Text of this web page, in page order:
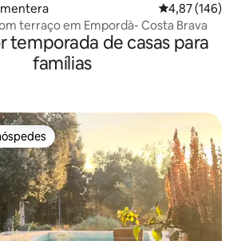
4,87 de uma
4,87 (146)
terraço em Empordà- Costa Brava
temporada de casas para
famílias
preferidos dos hóspedes